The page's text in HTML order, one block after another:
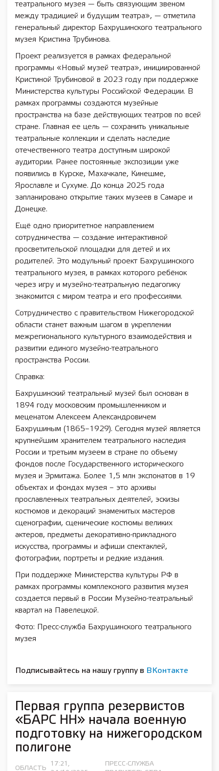
театрального музея — быть связующим звеном
между традицией и будущим театра», — отметила
генеральный директор Бахрушинского театрального
музея Кристина Трубинова.
Проект реализуется в рамках федеральной
программы «Новый музей театра», инициированной
Кристиной Трубиновой в 2023 году при поддержке
Министерства культуры Российской Федерации. В
рамках программы создаются музейные
пространства на базе действующих театров по всей
стране. Главная ее цель — сохранить уникальные
театральные коллекции и сделать наследие
отечественного театра доступным широкой
аудитории. Ранее постоянные экспозиции уже
появились в Курске, Махачкале, Кинешме,
Ярославле и Сухуме. До конца 2025 года
запланировано открытие таких музеев в Самаре и
Донецке.
Ещё одно приоритетное направлением
сотрудничества — создание интерактивной
просветительской площадки для детей и их
родителей. Это модульный проект Бахрушинского
театрального музея, в рамках которого ребёнок
через игру и музейно-театральную педагогику
знакомится с миром театра и его профессиями.
Сотрудничество с правительством Нижегородской
области станет важным шагом в укреплении
межрегионального культурного взаимодействия и
развитии единого музейно-театрального
пространства России.
Справка:
Бахрушинский театральный музей был основан в
1894 году московским промышленником и
меценатом Алексеем Александровичем
Бахрушиным (1865–1929). Сегодня музей является
крупнейшим хранителем театрального наследия
России и третьим музеем в стране по объему
фондов после Государственного исторического
музея и Эрмитажа. Более 1,5 млн экспонатов в 19
объектах и фондах музея – это архивы
прославленных театральных деятелей, эскизы
костюмов и декораций знаменитых мастеров
сценографии, сценические костюмы великих
актеров, предметы декоративно-прикладного
искусства, программы и афиши спектаклей,
фотографии, портреты и редкие издания.
При поддержке Министерства культуры РФ в
рамках программы комплексного развития музея
создается первый в России Музейно-театральный
квартал на Павелецкой.
Фото: Пресс-служба Бахрушинского театрального
музея
Подписывайтесь на нашу группу в ВКонтакте
Первая группа резервистов
«БАРС НН» начала военную
подготовку на нижегородском
полигоне
ОБЛАСТЬ
17:21,
ПРЕСС-СЛУЖБА